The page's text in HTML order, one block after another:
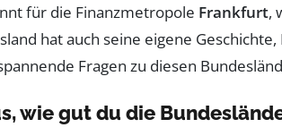
für die Finanzmetropole Frankfurt,
hat auch seine eigene
Fragen zu diesen
wie gut du die